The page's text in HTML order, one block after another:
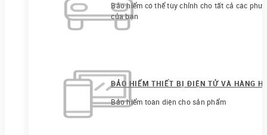
Bảo hiểm có thể tùy chỉnh cho tất cả các
của bạn
BẢO HIỂM THIẾT BỊ ĐIỆN TỬ VÀ HÀNG
Bảo hiểm toàn diện cho sản phẩm